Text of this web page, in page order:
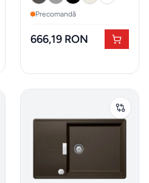
Precomandă
666,19 RON